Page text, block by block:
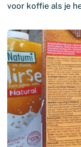
voor koffie als je